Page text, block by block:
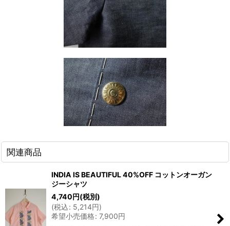
関連商品
INDIA IS BEAUTIFUL 40%OFF コットンオーガン
ジーシャツ
4,740円(税別)
(税込: 5,214円)
希望小売価格: 7,900円